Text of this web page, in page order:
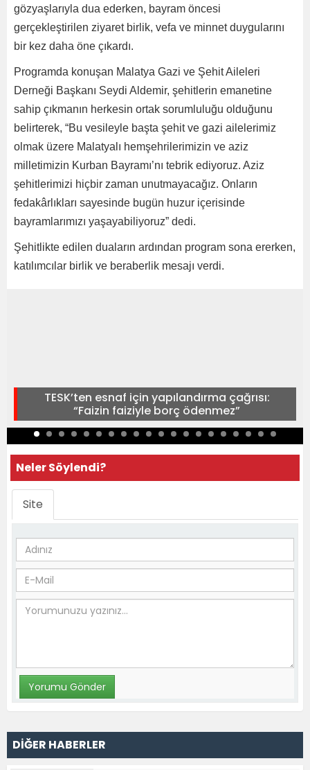
gözyaşlarıyla dua ederken, bayram öncesi
gerçekleştirilen ziyaret birlik, vefa ve minnet duygularını
bir kez daha öne çıkardı.
Programda konuşan Malatya Gazi ve Şehit Aileleri
Derneği Başkanı Seydi Aldemir, şehitlerin emanetine
sahip çıkmanın herkesin ortak sorumluluğu olduğunu
belirterek, “Bu vesileyle başta şehit ve gazi ailelerimiz
olmak üzere Malatyalı hemşehrilerimizin ve aziz
milletimizin Kurban Bayramı’nı tebrik ediyoruz. Aziz
şehitlerimizi hiçbir zaman unutmayacağız. Onların
fedakârlıkları sayesinde bugün huzur içerisinde
bayramlarımızı yaşayabiliyoruz” dedi.
Şehitlikte edilen duaların ardından program sona ererken,
katılımcılar birlik ve beraberlik mesajı verdi.
TESK’ten esnaf için yapılandırma çağrısı:
“Faizin faiziyle borç ödenmez”
Neler Söylendi?
Site
DİĞER HABERLER